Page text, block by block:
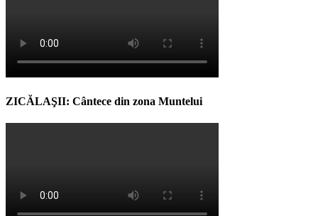
ZICĂLAŞII: Cântece din zona Muntelui